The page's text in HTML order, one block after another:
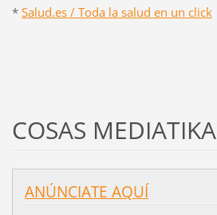
* Salud.es / Toda la salud en un click
COSAS
ANÚNCIATE AQUÍ